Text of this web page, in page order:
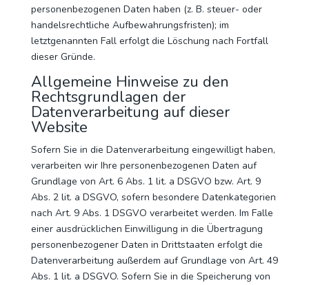
personenbezogenen Daten haben (z. B. steuer- oder
handelsrechtliche Aufbewahrungsfristen); im
letztgenannten Fall erfolgt die Löschung nach Fortfall
dieser Gründe.
Allgemeine Hinweise zu den
Rechtsgrundlagen der
Datenverarbeitung auf dieser
Website
Sofern Sie in die Datenverarbeitung eingewilligt haben,
verarbeiten wir Ihre personenbezogenen Daten auf
Grundlage von Art. 6 Abs. 1 lit. a DSGVO bzw. Art. 9
Abs. 2 lit. a DSGVO, sofern besondere Datenkategorien
nach Art. 9 Abs. 1 DSGVO verarbeitet werden. Im Falle
einer ausdrücklichen Einwilligung in die Übertragung
personenbezogener Daten in Drittstaaten erfolgt die
Datenverarbeitung außerdem auf Grundlage von Art. 49
Abs. 1 lit. a DSGVO. Sofern Sie in die Speicherung von